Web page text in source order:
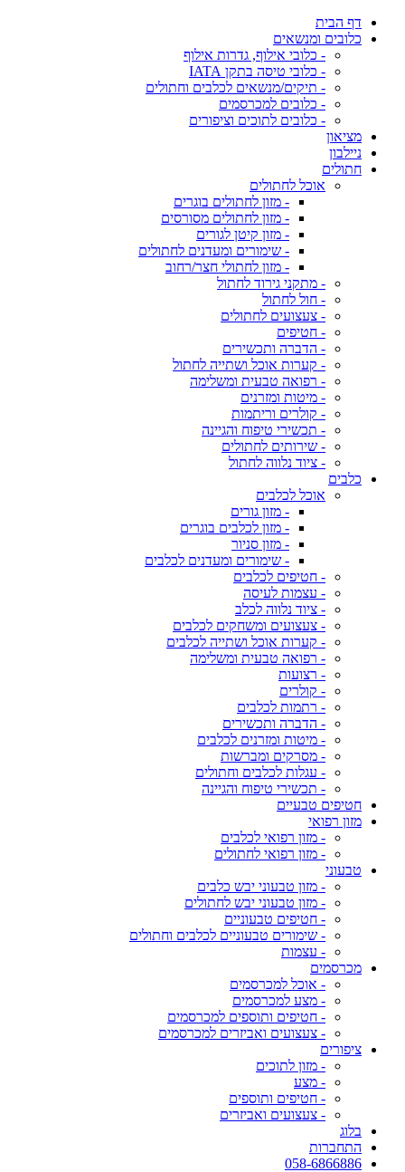
דף הבית
כלובים ומנשאים
- כלובי אילוף, גדרות אילוף
- כלובי טיסה בתקן IATA
- תיקים/מנשאים לכלבים וחתולים
- כלובים למכרסמים
- כלובים לתוכים וציפורים
מציאון
ניילבון
חתולים
אוכל לחתולים
- מזון לחתולים בוגרים
- מזון לחתולים מסורסים
- מזון קיטן לגורים
- שימורים ומעדנים לחתולים
- מזון לחתולי חצר/רחוב
- מתקני גירוד לחתול
- חול לחתול
- צעצועים לחתולים
- חטיפים
- הדברה ותכשירים
- קערות אוכל ושתייה לחתול
- רפואה טבעית ומשלימה
- מיטות ומזרנים
- קולרים וריתמות
- תכשירי טיפוח והגיינה
- שירותים לחתולים
- ציוד נלווה לחתול
כלבים
אוכל לכלבים
- מזון גורים
- מזון לכלבים בוגרים
- מזון סניור
- שימורים ומעדנים לכלבים
- חטיפים לכלבים
- עצמות לעיסה
- ציוד נלווה לכלב
- צעצועים ומשחקים לכלבים
- קערות אוכל ושתייה לכלבים
- רפואה טבעית ומשלימה
- רצועות
- קולרים
- רתמות לכלבים
- הדברה ותכשירים
- מיטות ומזרנים לכלבים
- מסרקים ומברשות
- עגלות לכלבים וחתולים
- תכשירי טיפוח והגיינה
חטיפים טבעיים
מזון רפואי
- מזון רפואי לכלבים
- מזון רפואי לחתולים
טבעוני
- מזון טבעוני יבש כלבים
- מזון טבעוני יבש לחתולים
- חטיפים טבעוניים
- שימורים טבעוניים לכלבים וחתולים
- עצמות
מכרסמים
- אוכל למכרסמים
- מצע למכרסמים
- חטיפים ותוספים למכרסמים
- צעצועים ואביזרים למכרסמים
ציפורים
- מזון לתוכים
- מצע
- חטיפים ותוספים
- צעצועים ואביזרים
בלוג
התחברות
058-6866886